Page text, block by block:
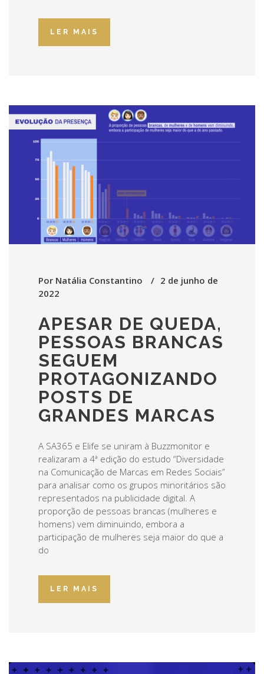
LER MAIS
Por Natália Constantino
2 de junho de
2022
APESAR DE QUEDA,
PESSOAS BRANCAS
SEGUEM
PROTAGONIZANDO
POSTS DE
GRANDES MARCAS
A SA365 e Elife se uniram à Buzzmonitor e
realizaram a 4ª edição do estudo “Diversidade
na Comunicação de Marcas em Redes Sociais”
para analisar como os grupos minoritários são
representados na publicidade digital. A
proporção de pessoas brancas (mulheres e
homens) vem diminuindo, embora a
participação de mulheres seja maior do que a
do
LER MAIS